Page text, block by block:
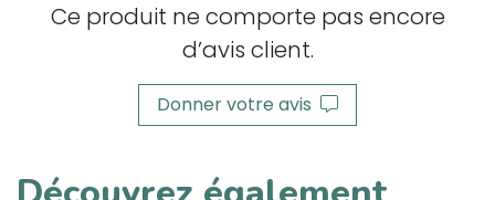
Ce produit ne comporte pas encore
d’avis client.
Donner votre avis